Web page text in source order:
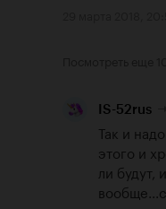
IS-52rus
Так и
этого и
ли будут,